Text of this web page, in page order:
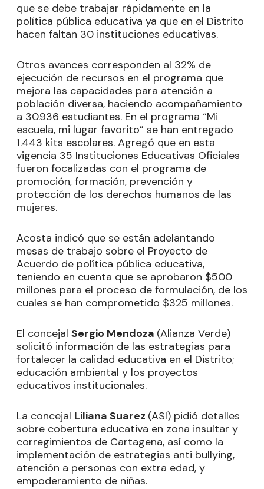
que se debe trabajar rápidamente en la
política pública educativa ya que en el Distrito
hacen faltan 30 instituciones educativas.
Otros avances corresponden al 32% de
ejecución de recursos en el programa que
mejora las capacidades para atención a
población diversa, haciendo acompañamiento
a 30.936 estudiantes. En el programa “Mi
escuela, mi lugar favorito” se han entregado
1.443 kits escolares. Agregó que en esta
vigencia 35 Instituciones Educativas Oficiales
fueron focalizadas con el programa de
promoción, formación, prevención y
protección de los derechos humanos de las
mujeres.
Acosta indicó que se están adelantando
mesas de trabajo sobre el Proyecto de
Acuerdo de política pública educativa,
teniendo en cuenta que se aprobaron $500
millones para el proceso de formulación, de los
cuales se han comprometido $325 millones.
El concejal Sergio Mendoza (Alianza Verde)
solicitó información de las estrategias para
fortalecer la calidad educativa en el Distrito;
educación ambiental y los proyectos
educativos institucionales.
La concejal Liliana Suarez (ASI) pidió detalles
sobre cobertura educativa en zona insultar y
corregimientos de Cartagena, así como la
implementación de estrategias anti bullying,
atención a personas con extra edad, y
empoderamiento de niñas.